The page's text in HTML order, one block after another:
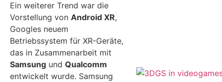
Ein weiterer Trend war die
Vorstellung von Android XR,
Googles neuem
Betriebssystem für XR-Geräte,
das in Zusammenarbeit mit
Samsung und Qualcomm
entwickelt wurde. Samsung